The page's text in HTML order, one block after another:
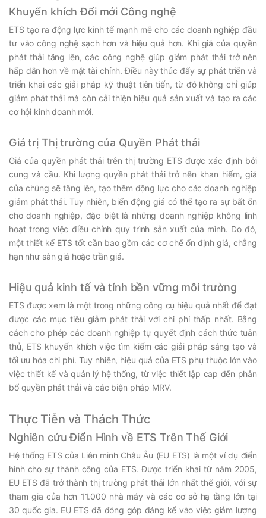
Khuyến khích Đổi mới Công nghệ
ETS tạo ra động lực kinh tế mạnh mẽ cho các doanh nghiệp đầu
tư vào công nghệ sạch hơn và hiệu quả hơn. Khi giá của quyền
phát thải tăng lên, các công nghệ giúp giảm phát thải trở nên
hấp dẫn hơn về mặt tài chính. Điều này thúc đẩy sự phát triển và
triển khai các giải pháp kỹ thuật tiên tiến, từ đó không chỉ giúp
giảm phát thải mà còn cải thiện hiệu quả sản xuất và tạo ra các
cơ hội kinh doanh mới.
Giá trị Thị trường của Quyền Phát thải
Giá của quyền phát thải trên thị trường ETS được xác định bởi
cung và cầu. Khi lượng quyền phát thải trở nên khan hiếm, giá
của chúng sẽ tăng lên, tạo thêm động lực cho các doanh nghiệp
giảm phát thải. Tuy nhiên, biến động giá có thể tạo ra sự bất ổn
cho doanh nghiệp, đặc biệt là những doanh nghiệp không linh
hoạt trong việc điều chỉnh quy trình sản xuất của mình. Do đó,
một thiết kế ETS tốt cần bao gồm các cơ chế ổn định giá, chẳng
hạn như sàn giá hoặc trần giá.
Hiệu quả kinh tế và tính bền vững môi trường
ETS được xem là một trong những công cụ hiệu quả nhất để đạt
được các mục tiêu giảm phát thải với chi phí thấp nhất. Bằng
cách cho phép các doanh nghiệp tự quyết định cách thức tuân
thủ, ETS khuyến khích việc tìm kiếm các giải pháp sáng tạo và
tối ưu hóa chi phí. Tuy nhiên, hiệu quả của ETS phụ thuộc lớn vào
việc thiết kế và quản lý hệ thống, từ việc thiết lập cap đến phân
bổ quyền phát thải và các biện pháp MRV.
Thực Tiễn và Thách Thức
Nghiên cứu Điển Hình về ETS Trên Thế Giới
Hệ thống ETS của Liên minh Châu Âu (EU ETS) là một ví dụ điển
hình cho sự thành công của ETS. Được triển khai từ năm 2005,
EU ETS đã trở thành thị trường phát thải lớn nhất thế giới, với sự
tham gia của hơn 11.000 nhà máy và các cơ sở hạ tầng lớn tại
30 quốc gia. EU ETS đã đóng góp đáng kể vào việc giảm lượng